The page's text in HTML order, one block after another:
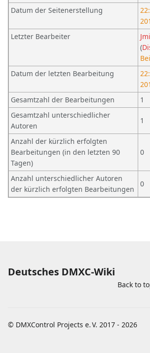
Datum der Seitenerstellung
Letzter Bearbeiter
(
Datum der letzten Bearbeitung
Gesamtzahl der Bearbeitungen
1
Gesamtzahl unterschiedlicher
Autoren
1
Anzahl der kürzlich erfolgten
Bearbeitungen (in den letzten 90
Tagen)
0
Anzahl unterschiedlicher Autoren
der kürzlich erfolgten Bearbeitungen
0
Deutsches DMXC-Wiki
Back to
© DMXControl Projects e. V. 2017 - 2026